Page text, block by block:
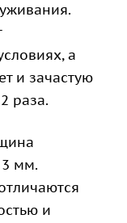
а
и зачастую
раза.
мм.
и